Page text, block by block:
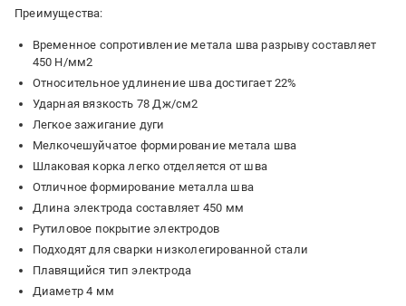
Преимущества:
Временное сопротивление метала шва разрыву составляет
450 Н/мм2
Относительное удлинение шва достигает 22%
Ударная вязкость 78 Дж/см2
Легкое зажигание дуги
Мелкочешуйчатое формирование метала шва
Шлаковая корка легко отделяется от шва
Отличное формирование металла шва
Длина электрода составляет 450 мм
Рутиловое покрытие электродов
Подходят для сварки низколегированной стали
Плавящийся тип электрода
Диаметр 4 мм